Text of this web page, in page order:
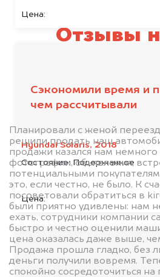
Цена:
Hyundai Solaris, 2018
Состояние: Подержанное
Цена:
Отзывы
Сэкономили время и
чем рассчитывали
Планировали с женой
решили продать наш
продажи казался нам
фотографии, объявления,
потенциальными
это, если честно, не было. К
посоветовали обратиться в
были приятно удивлены: нам
ехать, сотрудники компании
быстро и честно оценили
цена оказалась даже выше,
Продажа прошла гладко, без
деньги получили вовремя.
спокойно сосредоточиться на